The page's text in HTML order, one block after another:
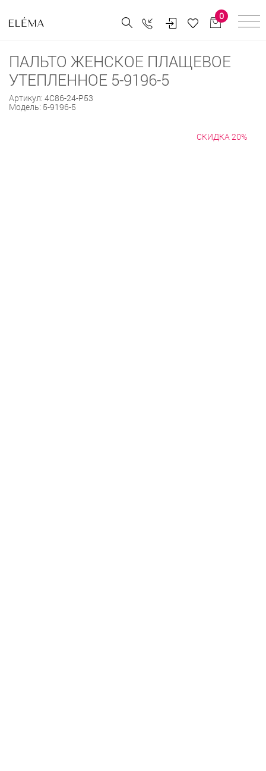
0
ПАЛЬТО ЖЕНСКОЕ ПЛАЩЕВОЕ
УТЕПЛЕННОЕ 5-9196-5
Артикул: 4С86-24-Р53
Модель: 5-9196-5
СКИДКА 20%